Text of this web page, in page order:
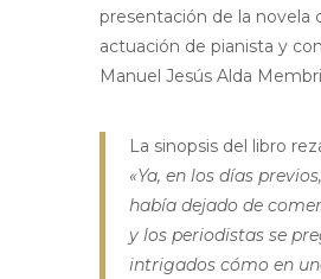
presentación de la novela
actuación de pianista y
Manuel Jesús Alda
La sinopsis del libro
«Ya, en los días
había dejado de
y los periodistas se
intrigados cómo en